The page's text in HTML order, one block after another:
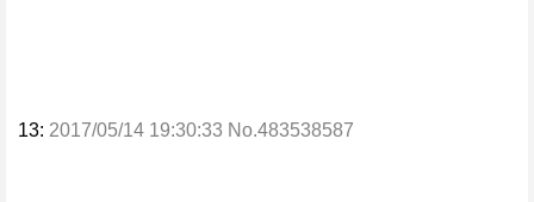
13: 2017/05/14 19:30:33 No.483538587